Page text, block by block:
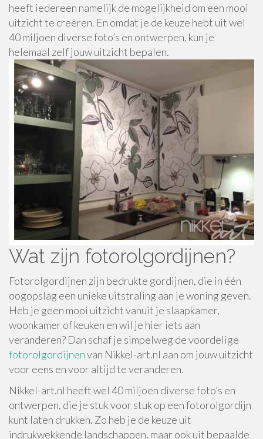
heeft iedereen namelijk de mogelijkheid om een mooi
uitzicht te creëren. En omdat je de keuze hebt uit wel
40 miljoen diverse foto’s en ontwerpen, kun je
helemaal zelf jouw uitzicht bepalen.
Wat zijn fotorolgordijnen?
Fotorolgordijnen zijn bedrukte gordijnen, die in één
oogopslag een unieke uitstraling aan je woning geven.
Heb je geen mooi uitzicht vanuit je slaapkamer,
woonkamer of keuken en wil je hier iets aan
veranderen? Dan schaf je simpelweg de voordelige
fotorolgordijnenvan Nikkel-art.nl aan om jouw uitzicht
voor eens en voor altijd te veranderen.
Nikkel-art.nl heeft wel 40 miljoen diverse foto’s en
ontwerpen, die je stuk voor stuk op een fotorolgordijn
kunt laten drukken. Zo heb je de keuze uit
indrukwekkende landschappen, maar ook uit bepaalde